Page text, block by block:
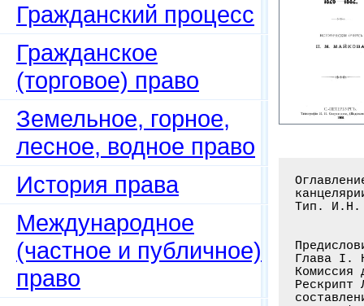
Гражданский процесс
Гражданское
(торговое) право
Земельное, горное,
лесное, водное право
История права
Международное
(частное и публичное)
право
Тип. И.Н.
Глава I.
Комиссия